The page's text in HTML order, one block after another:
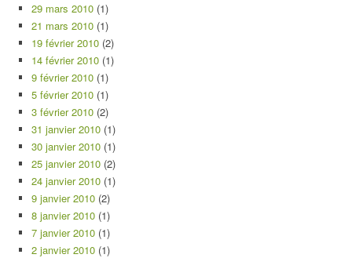
29 mars 2010 (1)
21 mars 2010 (1)
19 février 2010 (2)
14 février 2010 (1)
9 février 2010 (1)
5 février 2010 (1)
3 février 2010 (2)
31 janvier 2010 (1)
30 janvier 2010 (1)
25 janvier 2010 (2)
24 janvier 2010 (1)
9 janvier 2010 (2)
8 janvier 2010 (1)
7 janvier 2010 (1)
2 janvier 2010 (1)